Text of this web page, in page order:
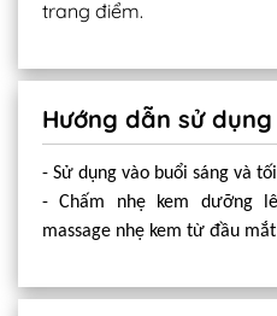
trang điểm.
Hướng dẫn sử dụng
- Sử dụng vào buổi sáng và
- Chấm nhẹ kem dưỡng
massage nhẹ kem từ đầu